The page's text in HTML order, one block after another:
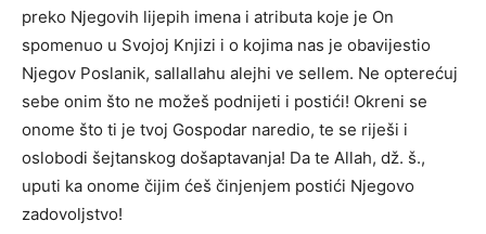
preko Njegovih lijepih imena i atributa koje je On
spomenuo u Svojoj Knjizi i o kojima nas je obavijestio
Njegov Poslanik, sallallahu alejhi ve sellem. Ne opterećuj
sebe onim što ne možeš podnijeti i postići! Okreni se
onome što ti je tvoj Gospodar naredio, te se riješi i
oslobodi šejtanskog došaptavanja! Da te Allah, dž. š.,
uputi ka onome čijim ćeš činjenjem postići Njegovo
zadovoljstvo!